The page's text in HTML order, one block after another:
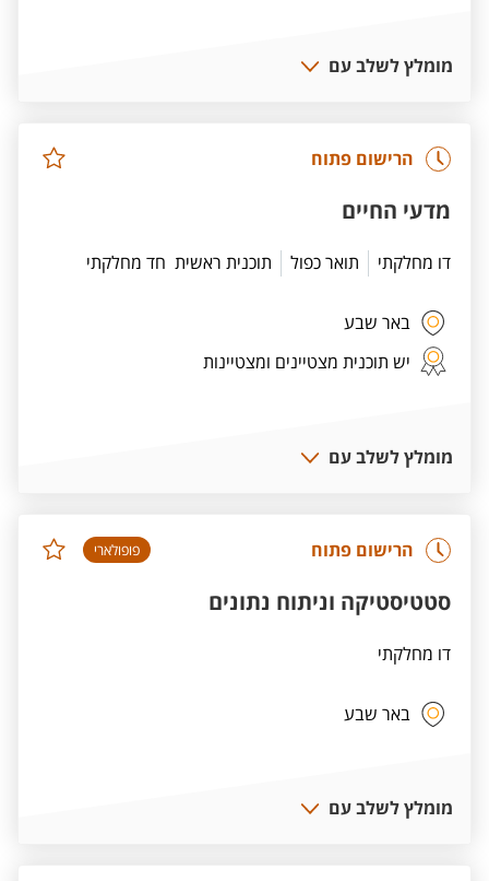
מומלץ לשלב עם
הרישום פתוח
מדעי החיים
דו מחלקתי תואר כפול תוכנית ראשית חד מחלקתי
באר שבע
יש תוכנית מצטיינים ומצטיינות
מומלץ לשלב עם
פופולארי הרישום פתוח
סטטיסטיקה וניתוח נתונים
דו מחלקתי
באר שבע
מומלץ לשלב עם